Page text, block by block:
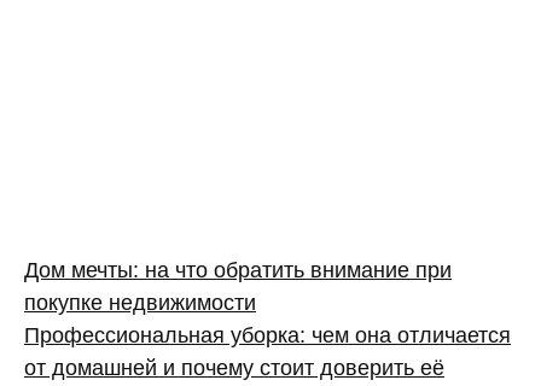
Дом мечты: на что обратить внимание при
покупке недвижимости
Профессиональная уборка: чем она отличается
от домашней и почему стоит доверить её